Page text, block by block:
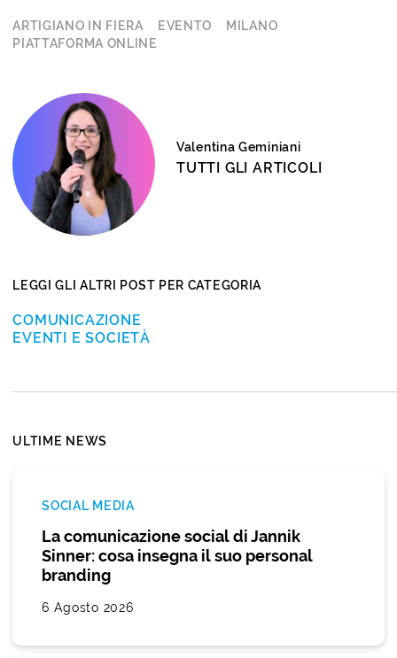
ARTIGIANO IN FIERA EVENTO
MILANO
PIATTAFORMA ONLINE
Valentina Geminiani
TUTTI GLI ARTICOLI
LEGGI GLI ALTRI POST PER CATEGORIA
COMUNICAZIONE
EVENTI E SOCIETÀ
ULTIME NEWS
SOCIAL MEDIA
La comunicazione social di Jannik
Sinner: cosa insegna il suo personal
branding
6 Agosto 2026